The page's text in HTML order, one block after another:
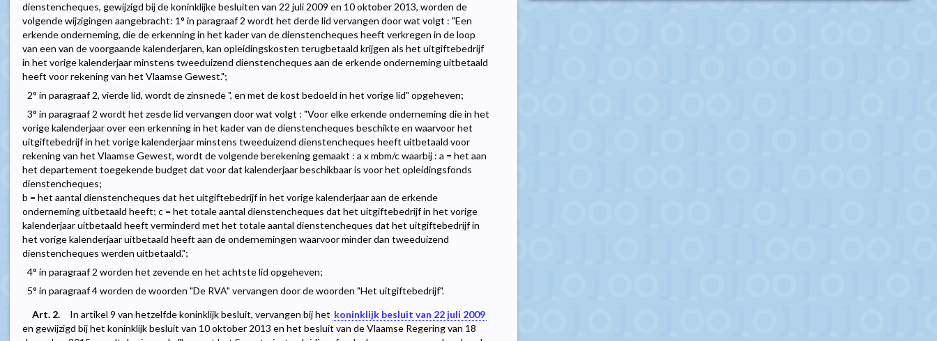
dienstencheques, gewijzigd bij de koninklijke besluiten van 22 juli 2009 en 10 oktober 2013, worden de
volgende wijzigingen aangebracht: 1° in paragraaf 2 wordt het derde lid vervangen door wat volgt : "Een
erkende onderneming, die de erkenning in het kader van de dienstencheques heeft verkregen in de loop
van een van de voorgaande kalenderjaren, kan opleidingskosten terugbetaald krijgen als het uitgiftebedrijf
in het vorige kalenderjaar minstens tweeduizend dienstencheques aan de erkende onderneming uitbetaald
heeft voor rekening van het Vlaamse Gewest.";
2° in paragraaf 2, vierde lid, wordt de zinsnede ", en met de kost bedoeld in het vorige lid" opgeheven;
3° in paragraaf 2 wordt het zesde lid vervangen door wat volgt : "Voor elke erkende onderneming die in het
vorige kalenderjaar over een erkenning in het kader van de dienstencheques beschikte en waarvoor het
uitgiftebedrijf in het vorige kalenderjaar minstens tweeduizend dienstencheques heeft uitbetaald voor
rekening van het Vlaamse Gewest, wordt de volgende berekening gemaakt : a x mbm/c waarbij : a = het aan
het departement toegekende budget dat voor dat kalenderjaar beschikbaar is voor het opleidingsfonds
dienstencheques;
b = het aantal dienstencheques dat het uitgiftebedrijf in het vorige kalenderjaar aan de erkende
onderneming uitbetaald heeft; c = het totale aantal dienstencheques dat het uitgiftebedrijf in het vorige
kalenderjaar uitbetaald heeft verminderd met het totale aantal dienstencheques dat het uitgiftebedrijf in
het vorige kalenderjaar uitbetaald heeft aan de ondernemingen waarvoor minder dan tweeduizend
dienstencheques werden uitbetaald.";
4° in paragraaf 2 worden het zevende en het achtste lid opgeheven;
5° in paragraaf 4 worden de woorden "De RVA" vervangen door de woorden "Het uitgiftebedrijf".
Art. 2.
In artikel 9 van hetzelfde koninklijk besluit, vervangen bij het koninklijk besluit van 22 juli 2009
en gewijzigd bij het koninklijk besluit van 10 oktober 2013 en het besluit van de Vlaamse Regering van 18